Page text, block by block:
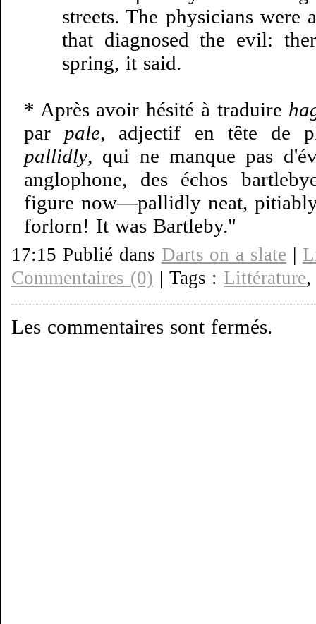
streets. The physicians
that diagnosed the evil:
spring, it said.
* Après avoir hésité à traduire
par pale, adjectif en tête de
pallidly, qui ne manque pas
anglophone, des échos
figure now—pallidly neat,
forlorn! It was Bartleby."
17:15 Publié dans Darts on a slate |
Commentaires (0) | Tags : Littérature
Les commentaires sont fermés.